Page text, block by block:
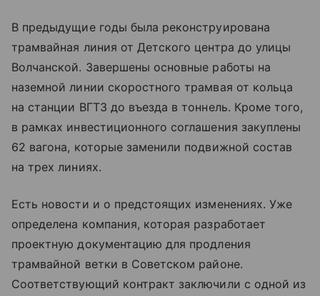
В предыдущие годы была реконструирована
трамвайная линия от Детского центра до улицы
Волчанской. Завершены основные работы на
наземной линии скоростного трамвая от кольца
на станции ВГТЗ до въезда в тоннель. Кроме того,
в рамках инвестиционного соглашения закуплены
62 вагона, которые заменили подвижной состав
на трех линиях.
Есть новости и о предстоящих изменениях. Уже
определена компания, которая разработает
проектную документацию для продления
трамвайной ветки в Советском районе.
Соответствующий контракт заключили с одной из